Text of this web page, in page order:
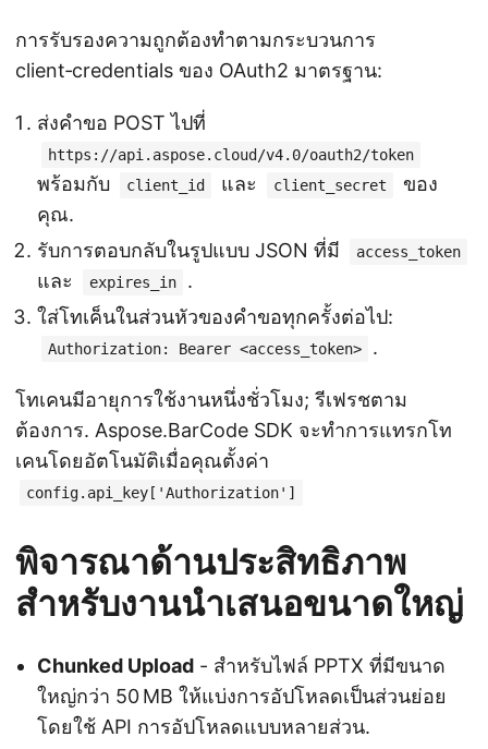
การรับรองความถูกต้องทำตามกระบวนการ
client‑credentials ของ OAuth2 มาตรฐาน:
ส่งคำขอ POST ไปที่
https://api.aspose.cloud/v4.0/oauth2/token
พร้อมกับ client_id และ client_secret
ของ
คุณ.
รับการตอบกลับในรูปแบบ JSON ที่มี
access_token
และ expires_in
.
ใส่โทเค็นในส่วนหัวของคำขอทุกครั้งต่อไป:
Authorization: Bearer <access_token> .
โทเคนมีอายุการใช้งานหนึ่งชั่วโมง; รีเฟรชตาม
ต้องการ. Aspose.BarCode SDK จะทำการแทรกโท
เคนโดยอัตโนมัติเมื่อคุณตั้งค่า
config.api_key['Authorization']
พิจารณาด้านประสิทธิภาพ
สำหรับงานนำเสนอขนาดใหญ่
Chunked Upload - สำหรับไฟล์ PPTX ที่มีขนาด
ใหญ่กว่า 50 MB ให้แบ่งการอัปโหลดเป็นส่วนย่อย
โดยใช้ API การอัปโหลดแบบหลายส่วน.